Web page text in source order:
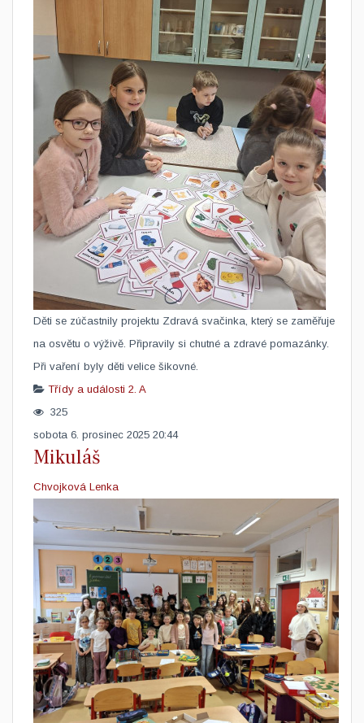
​Děti se zúčastnily projektu Zdravá svačinka, který se zaměřuje
na osvětu o výživě. Připravily si chutné a zdravé pomazánky.
Při vaření byly děti velice šikovné.
Třídy a události 2. A
325
sobota 6. prosinec 2025 20:44
Mikuláš
Chvojková Lenka